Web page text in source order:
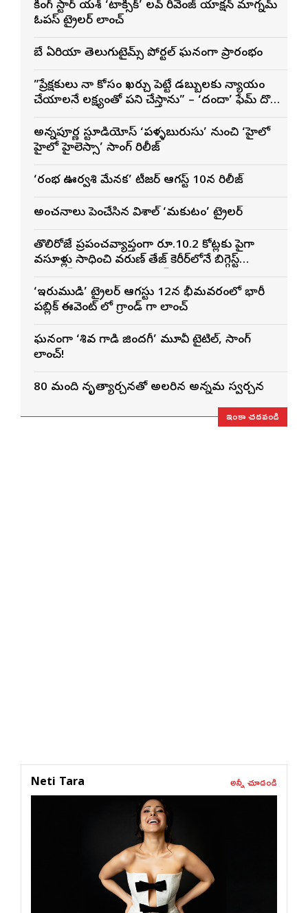
రాకింగ్ స్టార్ యశ్ ‘టాక్సిక్’ లవ్ రివెంజ్ యాక్షన్ మాగ్నమ్
ఓపస్‌ ట్రైలర్ లాంచ్
బే ఏరియా తెలుగుటైమ్స్ పోర్టల్ ఘనంగా ప్రారంభం
”ప్రేక్షకులు నా కోసం ఖర్చు పెట్టే డబ్బులకు న్యాయం
చేయాలనే లక్ష్యంతో పని చేస్తాను” – ‘దందా’ ఫేమ్ దొర
అన్నపూర్ణ స్టూడియోస్ ‘పళ్ళబురుసు’ నుంచి ‘హైలో
హైలో హైలెస్సా’ సాంగ్ రిలీజ్
‘రంభ ఊర్వశి మేనక’ టీజర్ ఆగస్ట్ 10న రిలీజ్
అంచనాలు పెంచేసిన విశాల్ ‘మకుటం’ ట్రైలర్
తొలిరోజే ప్రపంచవ్యాప్తంగా రూ.10.2 కోట్లకు పైగా
వసూళ్లు సాధించి వరుణ్ తేజ్ కెరీర్‌లోనే బిగ్గెస్ట్
‘ఇరుముడి’ ట్రైలర్ ఆగస్టు 12న భీమవరంలో భారీ
పబ్లిక్ ఈవెంట్ లో గ్రాండ్ గా లాంచ్
ఘనంగా ‘శివ గాడి జింద‌గీ’ మూవీ టైటిల్, సాంగ్
లాంచ్!
80 మంది నృత్యార్చనతో అలరారిన అన్నమ స్వరార్చన
ఇంకా చదవండి
Neti Tara అన్నీ చూడండి